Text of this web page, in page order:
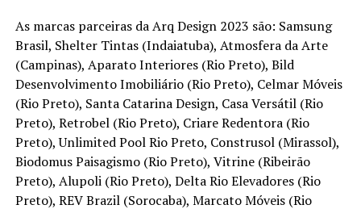
As marcas parceiras da Arq Design 2023 são: Samsung
Brasil, Shelter Tintas (Indaiatuba), Atmosfera da Arte
(Campinas), Aparato Interiores (Rio Preto), Bild
Desenvolvimento Imobiliário (Rio Preto), Celmar Móveis
(Rio Preto), Santa Catarina Design, Casa Versátil (Rio
Preto), Retrobel (Rio Preto), Criare Redentora (Rio
Preto), Unlimited Pool Rio Preto, Construsol (Mirassol),
Biodomus Paisagismo (Rio Preto), Vitrine (Ribeirão
Preto), Alupoli (Rio Preto), Delta Rio Elevadores (Rio
Preto), REV Brazil (Sorocaba), Marcato Móveis (Rio